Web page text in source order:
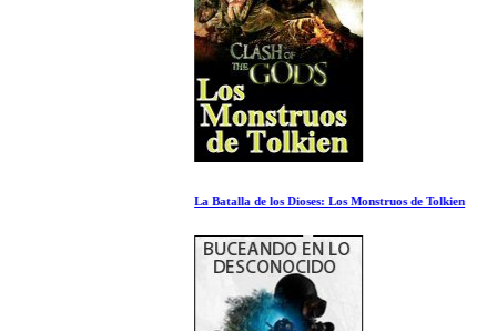
La Batalla de los Dioses: Los Monstruos de Tolkien